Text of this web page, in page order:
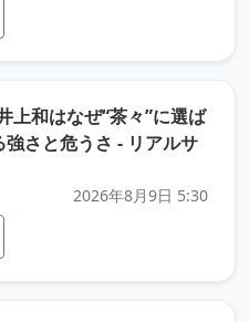
上和はなぜ“茶々”に選ば
さと危うさ - リアルサ
2026年8月9日 5:30